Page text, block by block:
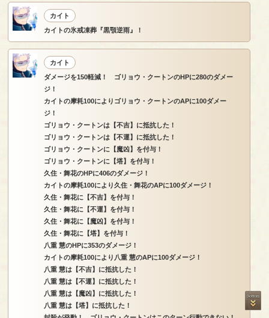
カイト
カイトの氷戒凍葬『黒顎逆雨』！
カイト
ダメージを150軽減！ ゴリョウ・クートンのHPに280のダメー
ジ！
カイトの摩耗100によりゴリョウ・クートンのAPに100ダメー
ジ！
ゴリョウ・クートンは【不吉】に抵抗した！
ゴリョウ・クートンは【不運】に抵抗した！
ゴリョウ・クートンに【魔凶】を付与！
ゴリョウ・クートンに【塔】を付与！
久住・舞花のHPに406のダメージ！
カイトの摩耗100により久住・舞花のAPに100ダメージ！
久住・舞花に【不吉】を付与！
久住・舞花に【不運】を付与！
久住・舞花に【魔凶】を付与！
久住・舞花に【塔】を付与！
八重 慧のHPに353のダメージ！
カイトの摩耗100により八重 慧のAPに100ダメージ！
八重 慧は【不吉】に抵抗した！
八重 慧は【不運】に抵抗した！
八重 慧は【魔凶】に抵抗した！
八重 慧は【塔】に抵抗した！